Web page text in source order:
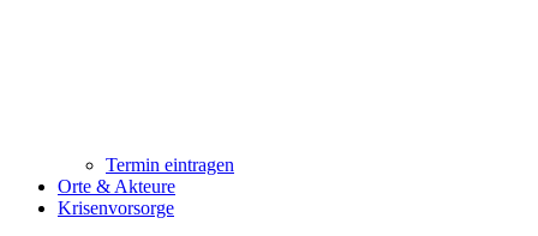
Termin eintragen
Orte & Akteure
Krisenvorsorge